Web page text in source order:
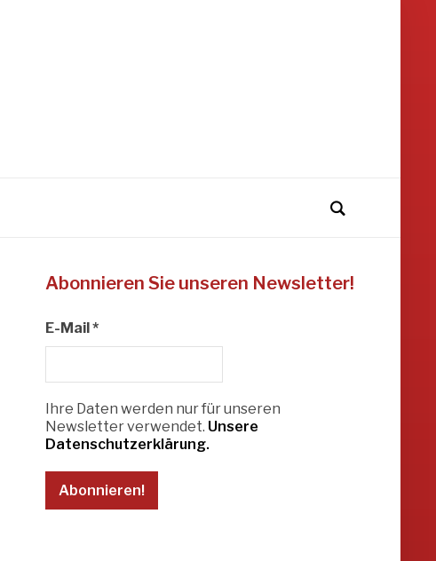
Abonnieren Sie unseren Newsletter!
E-Mail*
Ihre Daten werden nur für unseren
Newsletter verwendet. Unsere
Datenschutzerklärung.